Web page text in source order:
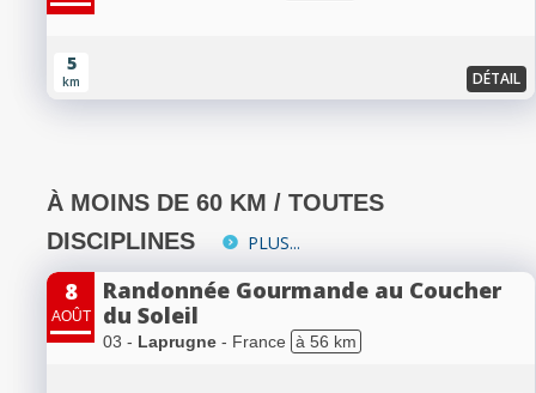
5
km DÉTAIL
À MOINS DE 60 KM / TOUTES
DISCIPLINES
PLUS...
8
AOÛT
Randonnée Gourmande au Coucher
du Soleil
03 - Laprugne - France à 56 km